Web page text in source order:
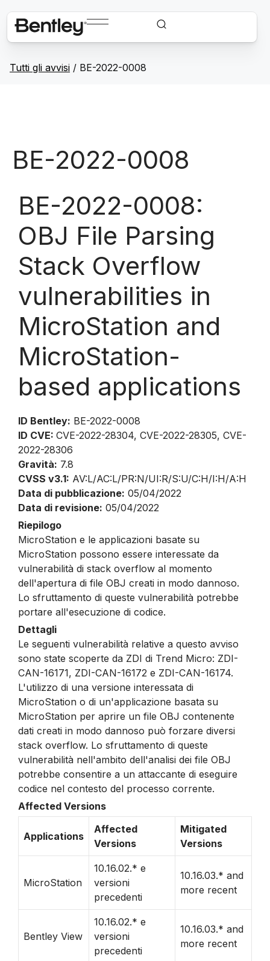
Tutti gli avvisi / BE-2022-0008
BE-2022-0008
BE-2022-0008:
OBJ File Parsing
Stack Overflow
vulnerabilities in
MicroStation and
MicroStation-
based applications
ID Bentley: BE-2022-0008
ID CVE: CVE-2022-28304, CVE-2022-28305, CVE-
2022-28306
Gravità: 7.8
CVSS v3.1: AV:L/AC:L/PR:N/UI:R/S:U/C:H/I:H/A:H
Data di pubblicazione: 05/04/2022
Data di revisione: 05/04/2022
Riepilogo
MicroStation e le applicazioni basate su
MicroStation possono essere interessate da
vulnerabilità di stack overflow al momento
dell'apertura di file OBJ creati in modo dannoso.
Lo sfruttamento di queste vulnerabilità potrebbe
portare all'esecuzione di codice.
Dettagli
Le seguenti vulnerabilità relative a questo avviso
sono state scoperte da ZDI di Trend Micro: ZDI-
CAN-16171, ZDI-CAN-16172 e ZDI-CAN-16174.
L'utilizzo di una versione interessata di
MicroStation o di un'applicazione basata su
MicroStation per aprire un file OBJ contenente
dati creati in modo dannoso può forzare diversi
stack overflow. Lo sfruttamento di queste
vulnerabilità nell'ambito dell'analisi dei file OBJ
potrebbe consentire a un attaccante di eseguire
codice nel contesto del processo corrente.
Affected Versions
Applications
Affected
Versions
Mitigated
Versions
MicroStation
10.16.02.* e
versioni
precedenti
10.16.03.* and
more recent
Bentley View
10.16.02.* e
versioni
precedenti
10.16.03.* and
more recent